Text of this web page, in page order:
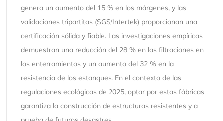
genera un aumento del 15 % en los márgenes, y las
validaciones tripartitas (SGS/Intertek) proporcionan una
certificación sólida y fiable. Las investigaciones empíricas
demuestran una reducción del 28 % en las filtraciones en
los enterramientos y un aumento del 32 % en la
resistencia de los estanques. En el contexto de las
regulaciones ecológicas de 2025, optar por estas fábricas
garantiza la construcción de estructuras resistentes y a